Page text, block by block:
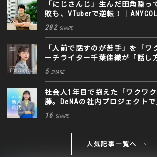
「にじさんじ」生んだ田角陸っ
敗も、VTuberで逆転！｜
282 SHARE
「人前で話すのが苦手」を「ワ
ーチライター千葉佳織が「話し
に込めた思い
5 SHARE
社会人1年目で抱えた「ワクワ
藤。DeNAの社内プロジェクト
生きる道
16 SHARE
人気記事一覧へ